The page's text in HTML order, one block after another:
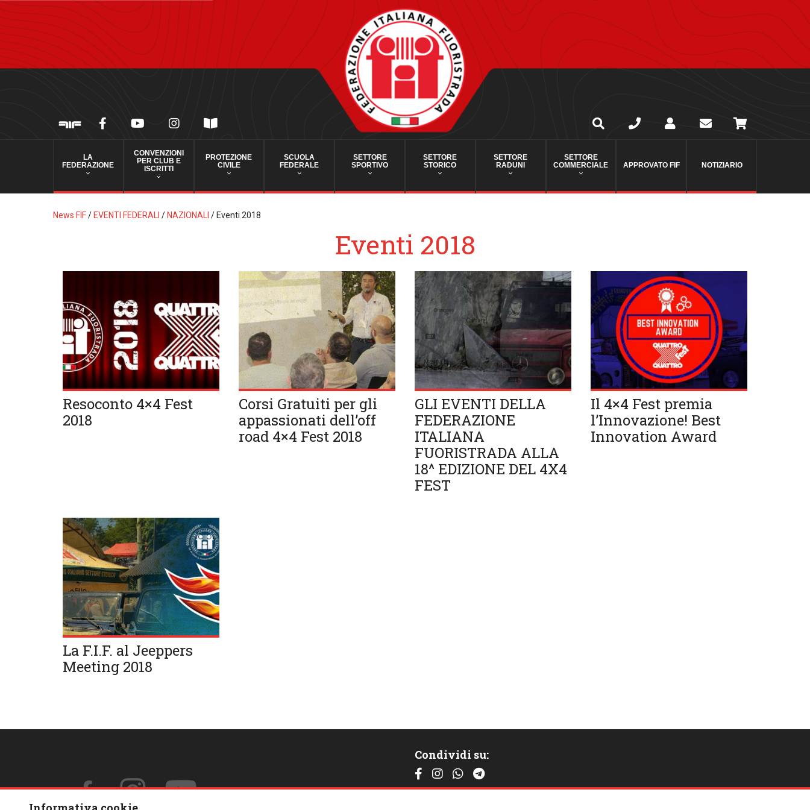
LA
FEDERAZIONE
CONVENZIONI
PER CLUB E
ISCRITTI
PROTEZIONE
CIVILE
SCUOLA
FEDERALE
SETTORE
SPORTIVO
SETTORE
STORICO
SETTORE
RADUNI
SETTORE
COMMERCIALE
APPROVATO FIF NOTIZIARIO
News FIF/ EVENTI FEDERALI / NAZIONALI / Eventi 2018
Eventi 2018
Resoconto 4×4 Fest
2018
Corsi Gratuiti per gli
appassionati dell’off
road 4×4 Fest 2018
GLI EVENTI DELLA
FEDERAZIONE
ITALIANA
FUORISTRADA ALLA
18^ EDIZIONE DEL 4X4
FEST
Il 4×4 Fest premia
l’Innovazione! Best
Innovation Award
La F.I.F. al Jeeppers
Meeting 2018
Condividi su:
Contattaci: